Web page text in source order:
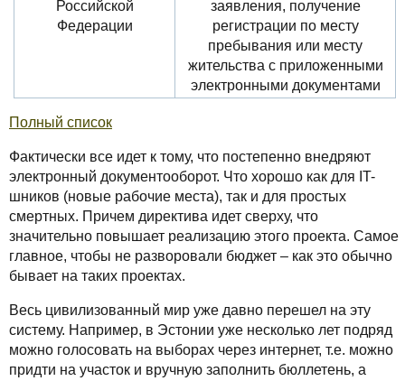
Российской
Федерации
заявления, получение
регистрации по месту
пребывания или месту
жительства с приложенными
электронными документами
Полный список
Фактически все идет к тому, что постепенно внедряют
электронный документооборот. Что хорошо как для IT-
шников (новые рабочие места), так и для простых
смертных. Причем директива идет сверху, что
значительно повышает реализацию этого проекта. Самое
главное, чтобы не разворовали бюджет – как это обычно
бывает на таких проектах.
Весь цивилизованный мир уже давно перешел на эту
систему. Например, в Эстонии уже несколько лет подряд
можно голосовать на выборах через интернет, т.е. можно
придти на участок и вручную заполнить бюллетень, а